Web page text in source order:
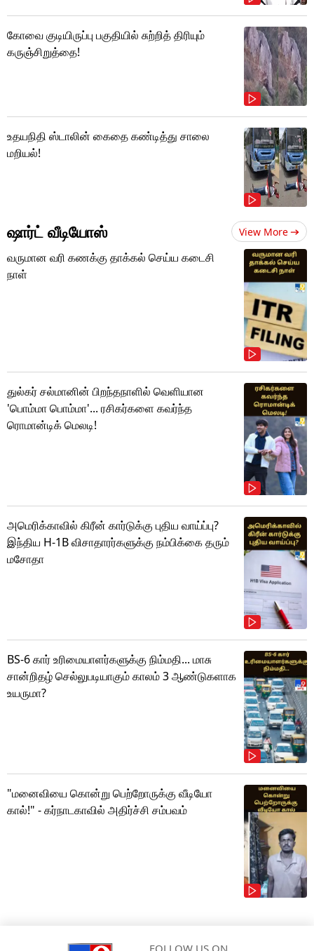
கோவை குடியிருப்பு பகுதியில் சுற்றித் திரியும்
கருஞ்சிறுத்தை!
உதயநிதி ஸ்டாலின் கைதை கண்டித்து சாலை
மறியல்!
ஷார்ட் வீடியோஸ் View More
வருமான வரி கணக்கு தாக்கல் செய்ய கடைசி
நாள்
துல்கர் சல்மானின் பிறந்தநாளில் வெளியான
'பொம்மா பொம்மா'... ரசிகர்களை கவர்ந்த
ரொமான்டிக் மெலடி!
அமெரிக்காவில் கிரீன் கார்டுக்கு புதிய வாய்ப்பு?
இந்திய H-1B விசாதாரர்களுக்கு நம்பிக்கை தரும்
மசோதா
BS-6 கார் உரிமையாளர்களுக்கு நிம்மதி... மாசு
சான்றிதழ் செல்லுபடியாகும் காலம் 3 ஆண்டுகளாக
உயருமா?
"மனைவியை கொன்று பெற்றோருக்கு வீடியோ
கால்!" - கர்நாடகாவில் அதிர்ச்சி சம்பவம்
FOLLOW US ON